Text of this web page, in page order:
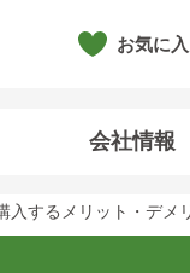
お気に入
会社情報
入するメリット・デメ